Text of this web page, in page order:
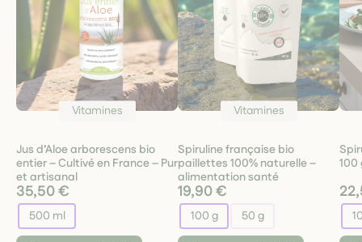
Vitamines
Jus d’Aloe arborescens bio
entier – Cultivé en France – Pur
et artisanal
35,50 €
500 ml
Vitamines
Spiruline française bio
paillettes 100% naturelle –
alimentation santé
19,90 €
100 g 50 g
100